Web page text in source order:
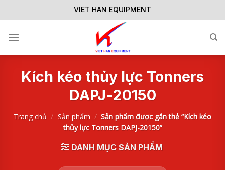
to
VIET HAN EQUIPMENT
Kích kéo thủy lực Tonners
DAPJ-20150
Trang chủ / Sản phẩm / Sản phẩm được gắn thẻ “Kích kéo
thủy lực Tonners DAPJ-20150”
DANH MỤC SẢN PHẨM